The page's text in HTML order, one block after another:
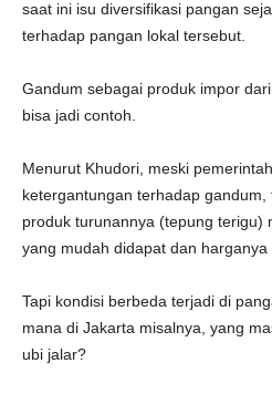
saat ini isu diversifikasi pangan
terhadap pangan lokal tersebut.
Gandum sebagai produk impor
bisa jadi contoh.
Menurut Khudori, meski
ketergantungan terhadap
produk turunannya (tepung terigu)
yang mudah didapat dan harganya
Tapi kondisi berbeda terjadi di
mana di Jakarta misalnya, yang
ubi jalar?